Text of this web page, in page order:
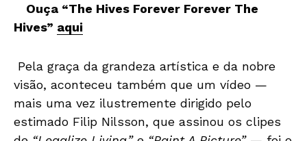
Ouça “The Hives Forever Forever The
Hives” aqui
Pela graça da grandeza artística e da nobre
visão, aconteceu também que um vídeo —
mais uma vez ilustremente dirigido pelo
estimado Filip Nilsson, que assinou os clipes